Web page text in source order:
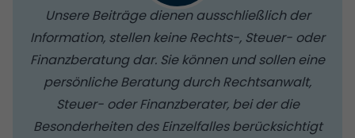
Unsere Beiträge dienen ausschließlich der
Information, stellen keine Rechts-, Steuer- oder
Finanzberatung dar. Sie können und sollen eine
persönliche Beratung durch Rechtsanwalt,
Steuer- oder Finanzberater, bei der die
Besonderheiten des Einzelfalles berücksichtigt